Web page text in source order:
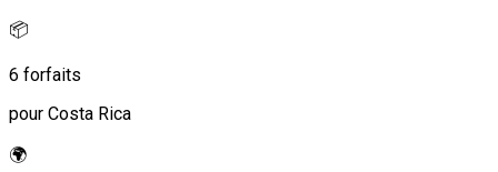
📦
6 forfaits
pour Costa Rica
🌍